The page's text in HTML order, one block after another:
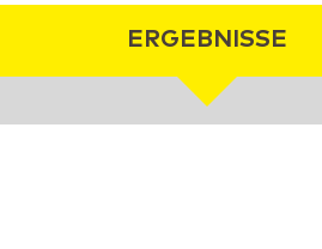
ERGEBNISSE